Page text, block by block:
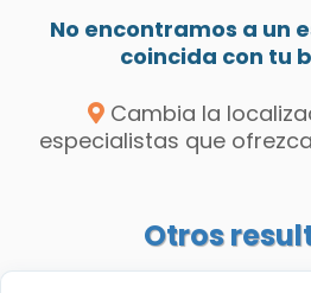
No encontramos a un
coincida con tu
Cambia la
especialistas que
Otros